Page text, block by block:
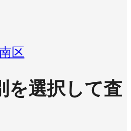
区
を選択して査